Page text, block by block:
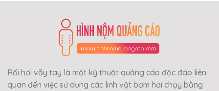
Rối hơi vẫy tay là một kỹ thuật quảng cáo độc đáo liên
quan đến việc sử dụng các linh vật bơm hơi chạy bằng